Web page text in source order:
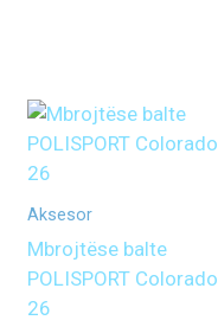
Aksesor
Mbrojtëse balte
POLISPORT Colorado
26